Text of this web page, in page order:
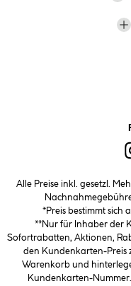
Alle Preise inkl. gesetzl.
*Preis bestimmt sich
**Nur für Inhaber der
Sofortrabatten, Aktionen,
den Kundenkarten-Preis
Warenkorb und
Kundenkarten-